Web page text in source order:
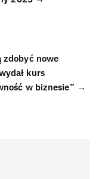
zdobyć nowe
kurs
w biznesie” →